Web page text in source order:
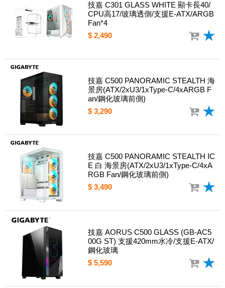
技嘉 C301 GLASS WHITE 顯卡長40/
CPU高17/玻璃透側/支援E-ATX/ARGB
Fan*4
$ 2,490
技嘉 C500 PANORAMIC STEALTH 海
景房(ATX/2xU3/1xType-C/4xARGB F
an/鋼化玻璃前側)
$ 3,290
技嘉 C500 PANORAMIC STEALTH IC
E 白 海景房(ATX/2xU3/1xType-C/4xA
RGB Fan/鋼化玻璃前側)
$ 3,490
技嘉 AORUS C500 GLASS (GB-AC5
00G ST) 支援420mm水冷/支援E-ATX/
鋼化玻璃
$ 5,590